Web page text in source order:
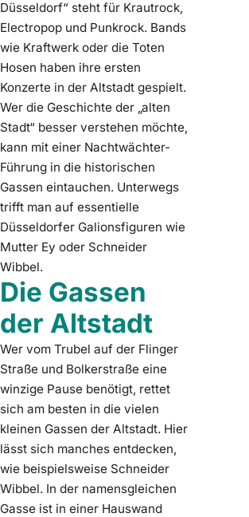
Düsseldorf“ steht für Krautrock,
Electropop und Punkrock. Bands
wie Kraftwerk oder die Toten
Hosen haben ihre ersten
Konzerte in der Altstadt gespielt.
Wer die Geschichte der „alten
Stadt“ besser verstehen möchte,
kann mit einer Nachtwächter-
Führung in die historischen
Gassen eintauchen. Unterwegs
trifft man auf essentielle
Düsseldorfer Galionsfiguren wie
Mutter Ey oder Schneider
Wibbel.
Die Gassen
der Altstadt
Wer vom Trubel auf der Flinger
Straße und Bolkerstraße eine
winzige Pause benötigt, rettet
sich am besten in die vielen
kleinen Gassen der Altstadt. Hier
lässt sich manches entdecken,
wie beispielsweise Schneider
Wibbel. In der namensgleichen
Gasse ist in einer Hauswand